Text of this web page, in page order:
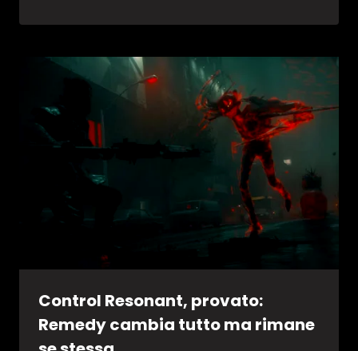
Control Resonant, provato:
Remedy cambia tutto ma rimane